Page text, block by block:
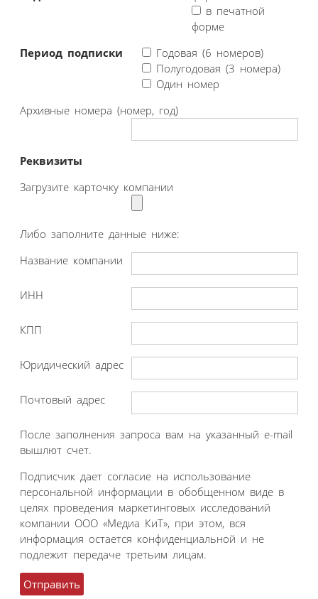
в печатной
форме
Период подписки
Годовая (6 номеров)
Полугодовая (3 номера)
Один номер
Архивные номера (номер, год)
Реквизиты
Загрузите карточку компании
Либо заполните данные ниже:
Название компании
ИНН
КПП
Юридический адрес
Почтовый адрес
После заполнения запроса вам на указанный e-mail
вышлют счет.
Подписчик дает согласие на использование
персональной информации в обобщенном виде в
целях проведения маркетинговых исследований
компании ООО «Медиа КиТ», при этом, вся
информация остается конфиденциальной и не
подлежит передаче третьим лицам.